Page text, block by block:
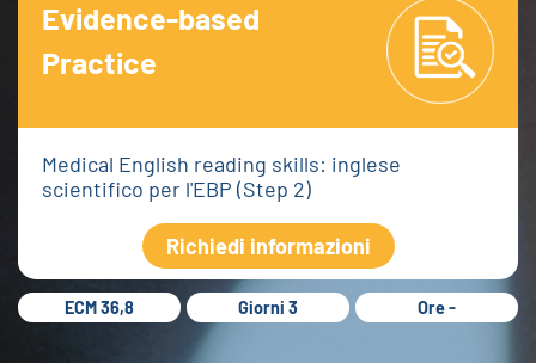
Evidence-based
Practice
Medical English reading skills: inglese
scientifico per l'EBP (Step 2)
Richiedi informazioni
ECM 36,8 Giorni 3 Ore -